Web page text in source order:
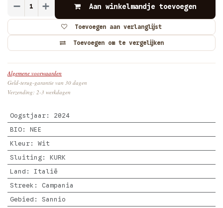
Aan winkelmandje toevoegen
Toevoegen om te vergelijken
Toevoegen aan verlanglijst
Algemene voorwaarden
Geld-terug-garantie van 30 dagen
Verzending: 2-3 werkdagen
Oogstjaar: 2024
BIO: NEE
Kleur: Wit
Sluiting: KURK
Land : Italië
Streek : Campania
Gebied : Sannio